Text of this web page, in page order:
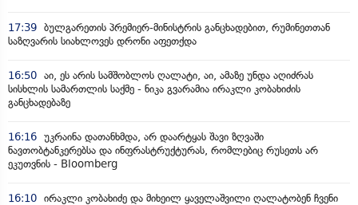
17:39 ბულგარეთის პრემიერ-მინისტრის განცხადებით, რუმინეთთან
საზღვარის სიახლოვეს დრონი აფეთქდა
16:50 აი, ეს არის სამშობლოს ღალატი, აი, ამაზე უნდა აღიძრას
სისხლის სამართლის საქმე - ნიკა გვარამია ირაკლი კობახიძის
განცხადებაზე
16:16 უკრაინა დათანხმდა, არ დაარტყას შავი ზღვაში
ნავთობტანკერებსა და ინფრასტრუქტურას, რომლებიც რუსეთს არ
ეკუთვნის - Bloomberg
16:10 ირაკლი კობახიძე და მიხეილ ყაველაშვილი ღალატობენ ჩვენი